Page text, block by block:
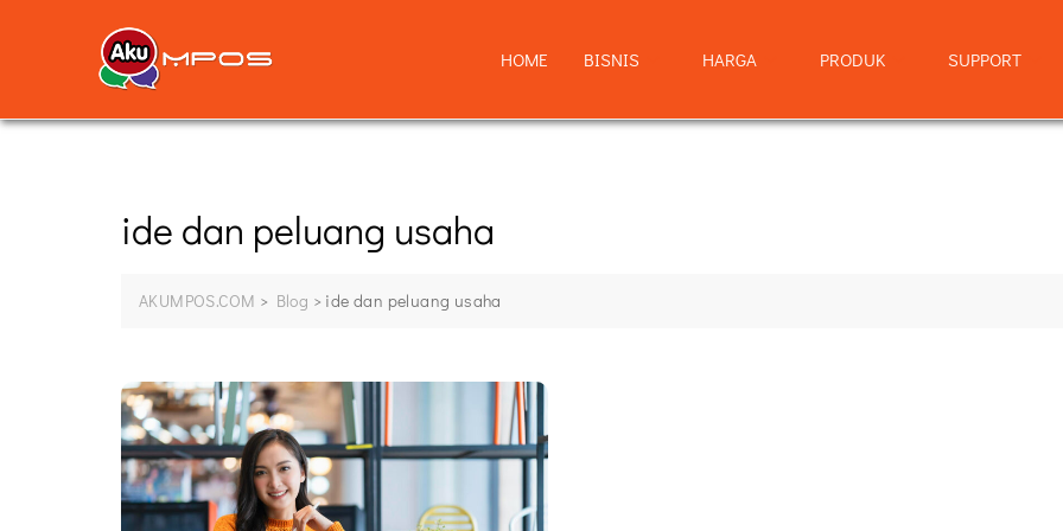
HOME BISNIS HARGA PRODUK SUPPORT
ide dan peluang usaha
AKUMPOS.COM > Blog > ide dan peluang usaha